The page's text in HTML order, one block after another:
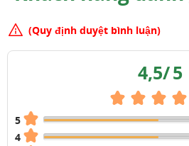
(Quy định duyệt bình luận)
4,5/5
5
4